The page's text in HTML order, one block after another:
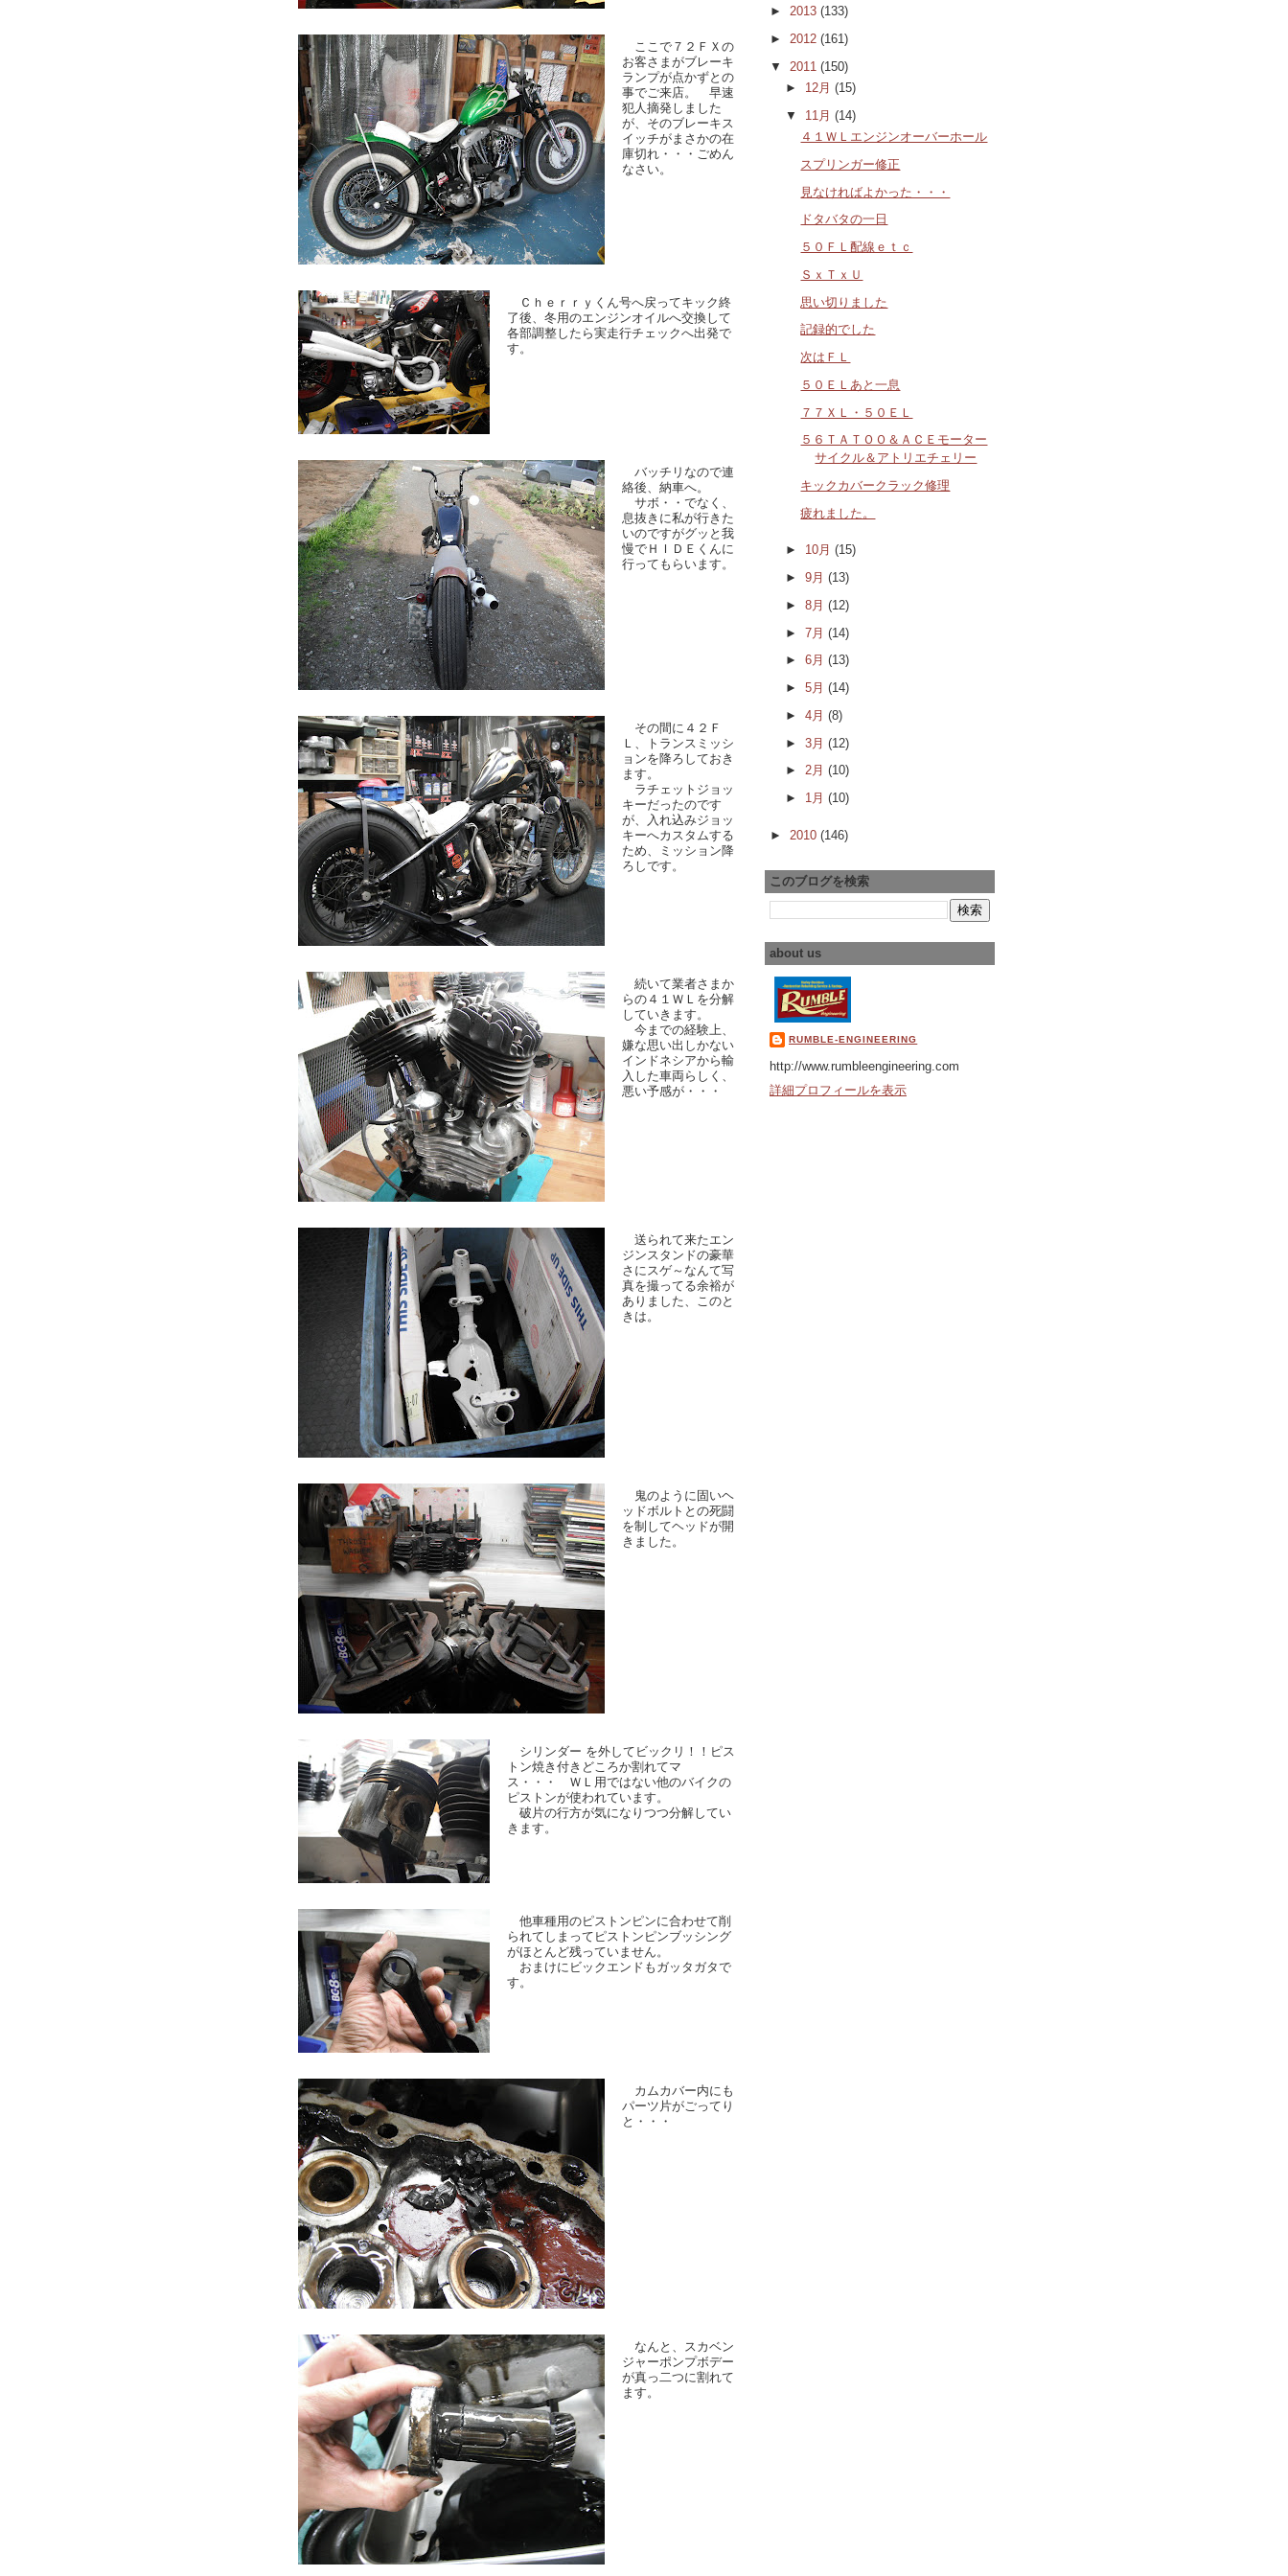
ここで７２ＦＸの
お客さまがブレーキ
ランプが点かずとの
事でご来店。 早速
犯人摘発しました
が、そのブレーキス
イッチがまさかの在
庫切れ・・・ごめん
なさい。
Ｃｈｅｒｒｙくん号へ戻ってキック終
了後、冬用のエンジンオイルへ交換して
各部調整したら実走行チェックへ出発で
す。
バッチリなので連
絡後、納車へ。
サボ・・でなく、
息抜きに私が行きた
いのですがグッと我
慢でＨＩＤＥくんに
行ってもらいます。
その間に４２Ｆ
Ｌ、トランスミッシ
ョンを降ろしておき
ます。
ラチェットジョッ
キーだったのです
が、入れ込みジョッ
キーへカスタムする
ため、ミッション降
ろしです。
続いて業者さまか
らの４１ＷＬを分解
していきます。
今までの経験上、
嫌な思い出しかない
インドネシアから輸
入した車両らしく、
悪い予感が・・・
送られて来たエン
ジンスタンドの豪華
さにスゲ～なんて写
真を撮ってる余裕が
ありました、このと
きは。
鬼のように固いヘ
ッドボルトとの死闘
を制してヘッドが開
きました。
シリンダー を外してビックリ！！ピス
トン焼き付きどころか割れてマ
ス・・・ ＷＬ用ではない他のバイクの
ピストンが使われています。
破片の行方が気になりつつ分解してい
きます。
他車種用のピストンピンに合わせて削
られてしまってピストンピンブッシング
がほとんど残っていません。
おまけにビックエンドもガッタガタで
す。
カムカバー内にも
パーツ片がごってり
と・・・
なんと、スカベン
ジャーポンプボデー
が真っ二つに割れて
ます。
► 2013 (133)
► 2012 (161)
▼ 2011 (150)
► 12月 (15)
▼ 11月 (14)
４１ＷＬエンジンオーバーホール
スプリンガー修正
見なければよかった・・・
ドタバタの一日
５０ＦＬ配線ｅｔｃ
ＳｘＴｘＵ
思い切りました
記録的でした
次はＦＬ
５０ＥＬあと一息
７７ＸＬ・５０ＥＬ
５６ＴＡＴＯＯ＆ＡＣＥモーター
サイクル＆アトリエチェリー
キックカバークラック修理
疲れました。
► 10月 (15)
► 9月 (13)
► 8月 (12)
► 7月 (14)
► 6月 (13)
► 5月 (14)
► 4月 (8)
► 3月 (12)
► 2月 (10)
► 1月 (10)
► 2010 (146)
このブログを検索
about us
RUMBLE-ENGINEERING
http://www.rumbleengineering.com
詳細プロフィールを表示